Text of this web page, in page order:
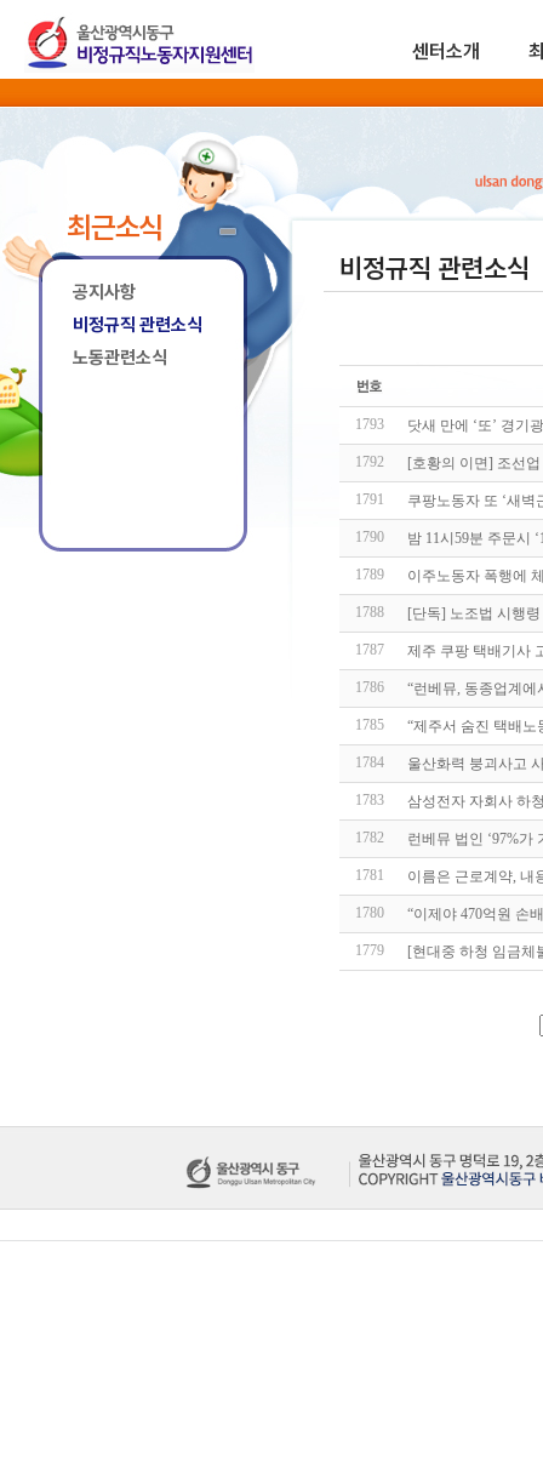
센터소개
최근소식
공지사항
비정규직 관련소식
노동관련소식
비정규직 관련소식
1793 닷새 만에 ‘또’ 경기
1792 [호황의 이면] 조선
1791 쿠팡노동자 또 ‘새벽
1790 밤 11시59분 주문시
1789 이주노동자 폭행에
1788 [단독] 노조법 시행
1787 제주 쿠팡 택배기사
1786 “런베뮤, 동종업계에
1785 “제주서 숨진 택배
1784 울산화력 붕괴사고
1783 삼성전자 자회사 하
1782 런베뮤 법인 ‘97%
1781 이름은 근로계약, 내
1780 “이제야 470억원 손
1779 [현대중 하청 임금